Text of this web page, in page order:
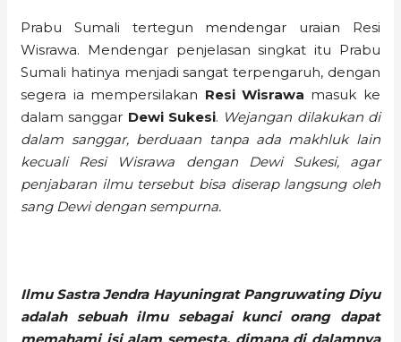
Prabu Sumali tertegun mendengar uraian Resi
Wisrawa. Mendengar penjelasan singkat itu Prabu
Sumali hatinya menjadi sangat terpengaruh, dengan
segera ia mempersilakan Resi Wisrawa masuk ke
dalam sanggar Dewi Sukesi. Wejangan dilakukan di
dalam sanggar, berduaan tanpa ada makhluk lain
kecuali Resi Wisrawa dengan Dewi Sukesi, agar
penjabaran ilmu tersebut bisa diserap langsung oleh
sang Dewi dengan sempurna.
Ilmu Sastra Jendra Hayuningrat Pangruwating Diyu
adalah sebuah ilmu sebagai kunci orang dapat
memahami isi alam semesta, dimana di dalamnya